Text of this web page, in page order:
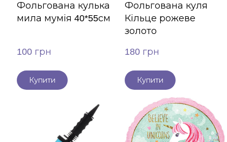
Фольгована кулька
мила мумія 40*55см
100 грн
Купити
Фольгована куля
Кільце рожеве
золото
180 грн
Купити